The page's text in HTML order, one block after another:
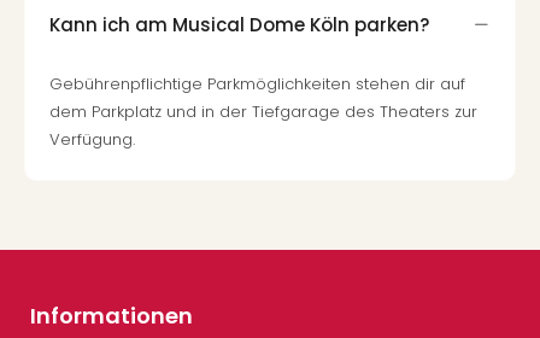
Kann ich am Musical Dome Köln parken?
Gebührenpflichtige Parkmöglichkeiten stehen dir auf
dem Parkplatz und in der Tiefgarage des Theaters zur
Verfügung.
Informationen